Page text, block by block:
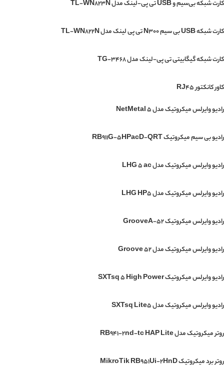
کارت شبکه بی‌سیم و USB تی پی-لینک مدل TL-WN823N
کارت شبکه USB بی‌ سیم N300 تی پی لینک مدل TL-WN822N
کارت شبکه گیگابیتی تی پی-لینک مدل TG-3468
کاور کانکتور RJ45
رادیو وایرلس میکروتیک مدل NetMetal 5
رادیو بی سیم میکروتیک RB911G-5HPacD-QRT
رادیو وایرلس میکروتیک مدل LHG 5 ac
رادیو وایرلس میکروتیک مدل LHG HP5
رادیو وایرلس میکروتیک GrooveA-52
رادیو وایرلس میکروتیک مدل Groove 52
رادیو وایرلس میکروتیک SXTsq 5 High Power
رادیو وایرلس میکروتیک مدل SXTsq Lite5
روتر میکروتیک مدل RB941-2nd-tc HAP Lite
روتر برد میکروتیک MikroTik RB951Ui-2HnD